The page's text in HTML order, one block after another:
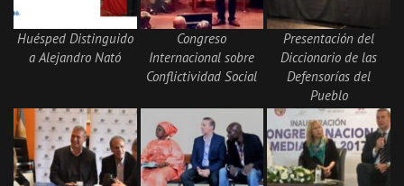
Huésped Distinguido
a Alejandro Nató
Congreso
Internacional sobre
Conflictividad Social
Presentación del
Diccionario de las
Defensorías del
Pueblo